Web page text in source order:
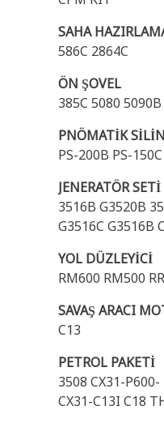
SAHA
586C 2864C
ÖN ŞOVEL
385C 5080 5090B
PNÖMATİK
PS-200B PS-
JENERATÖR
3516B G3520B
G3516C G3516B
YOL DÜZLEYİCİ
RM600 RM500
SAVAŞ ARACI
C13
PETROL PAKETİ
3508 CX31-
CX31-C13I C18